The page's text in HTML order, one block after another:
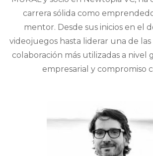
carrera sólida como
mentor. Desde sus inicios en el
videojuegos hasta liderar una de
colaboración más utilizadas a nivel
empresarial y compromiso